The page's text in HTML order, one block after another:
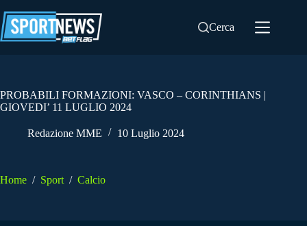
al
contenuto
Cerca
PROBABILI FORMAZIONI: VASCO – CORINTHIANS |
GIOVEDI’ 11 LUGLIO 2024
Redazione MME 10 Luglio 2024
Home / Sport / Calcio